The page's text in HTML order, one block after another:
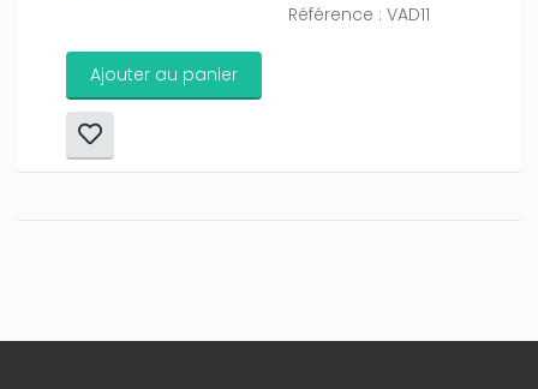
Référence : VAD11
Ajouter au panier